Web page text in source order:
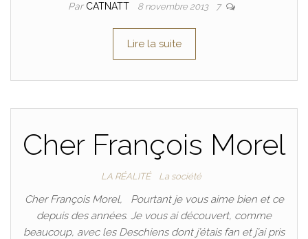
Par CATNATT 8 novembre 2013 7
Lire la suite
Cher François Morel
LA RÉALITÉ La société
Cher François Morel, Pourtant je vous aime bien et ce
depuis des années. Je vous ai découvert, comme
beaucoup, avec les Deschiens dont j’étais fan et j’ai pris